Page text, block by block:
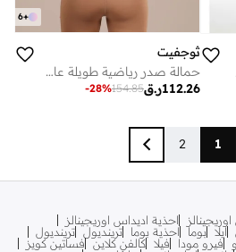
+
6
ثوجفيت
حمالة صدر رياضية طويلة عالية الكثافة ثاج فيت ايرو فيت - أخضر فاتح
ر.ق112.26
154.85
-28%
1
2
احذية اديداس اوريجينالز
ايلا بوما احذية بوما ترينديول ترينديول
فيرو مودا فيلا كالفن كلاين فساتين كويز